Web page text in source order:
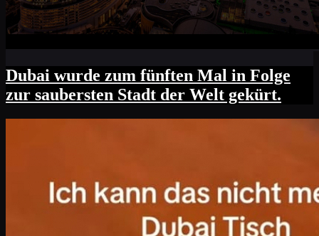
Dubai wurde zum fünften Mal in Folge
zur saubersten Stadt der Welt gekürt.